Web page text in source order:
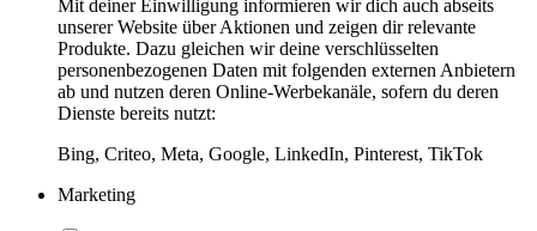
Mit deiner Einwilligung informieren wir dich auch abseits
unserer Website über Aktionen und zeigen dir relevante
Produkte. Dazu gleichen wir deine verschlüsselten
personenbezogenen Daten mit folgenden externen Anbietern
ab und nutzen deren Online-Werbekanäle, sofern du deren
Dienste bereits nutzt:
Bing, Criteo, Meta, Google, LinkedIn, Pinterest, TikTok
Marketing